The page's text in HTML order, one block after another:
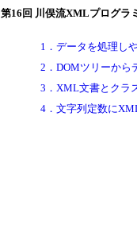
第16回 川俣流XMLプログラ
1．データを処理し
2．DOMツリーから
3．XML文書とクラ
4．文字列定数に